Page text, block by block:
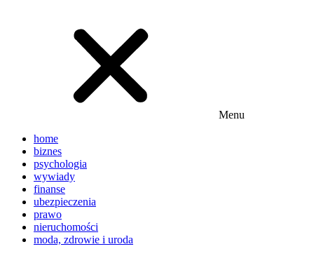
Menu
home
biznes
psychologia
wywiady
finanse
ubezpieczenia
prawo
nieruchomości
moda, zdrowie i uroda